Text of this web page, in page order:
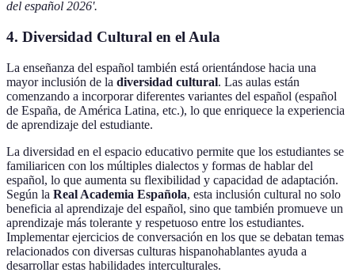
del español 2026'.
4. Diversidad Cultural en el Aula
La enseñanza del español también está orientándose hacia una
mayor inclusión de la diversidad cultural. Las aulas están
comenzando a incorporar diferentes variantes del español (español
de España, de América Latina, etc.), lo que enriquece la experiencia
de aprendizaje del estudiante.
La diversidad en el espacio educativo permite que los estudiantes se
familiaricen con los múltiples dialectos y formas de hablar del
español, lo que aumenta su flexibilidad y capacidad de adaptación.
Según la Real Academia Española, esta inclusión cultural no solo
beneficia al aprendizaje del español, sino que también promueve un
aprendizaje más tolerante y respetuoso entre los estudiantes.
Implementar ejercicios de conversación en los que se debatan temas
relacionados con diversas culturas hispanohablantes ayuda a
desarrollar estas habilidades interculturales.